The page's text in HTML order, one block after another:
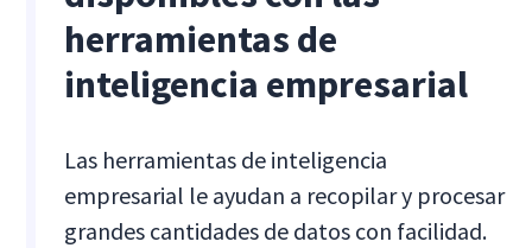
herramientas de
inteligencia empresarial
Las herramientas de inteligencia
empresarial le ayudan a recopilar y procesar
grandes cantidades de datos con facilidad.